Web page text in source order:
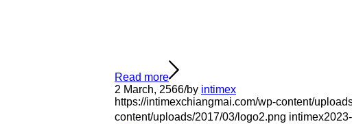
Read more
2 March, 2566/by intimex
https://intimexchiangmai.com/wp-content/
content/uploads/2017/03/logo2.png intimex